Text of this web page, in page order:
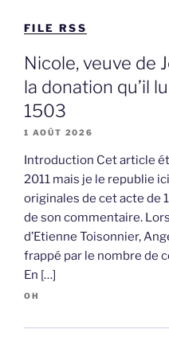
FILE RSS
Nicole, veuve de
la donation qu’il
1503
1 AOÛT 2026
Introduction Cet article
2011 mais je le republie
originales de cet acte de
de son commentaire.
d’Etienne Toisonnier,
frappé par le nombre de
En […]
OH